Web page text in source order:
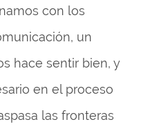
con los
un
hace sentir bien, y
en el proceso
las fronteras